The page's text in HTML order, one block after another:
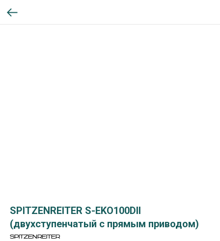
SPITZENREITER S-EKO100DII
(двухступенчатый с прямым приводом)
Spitzenreiter